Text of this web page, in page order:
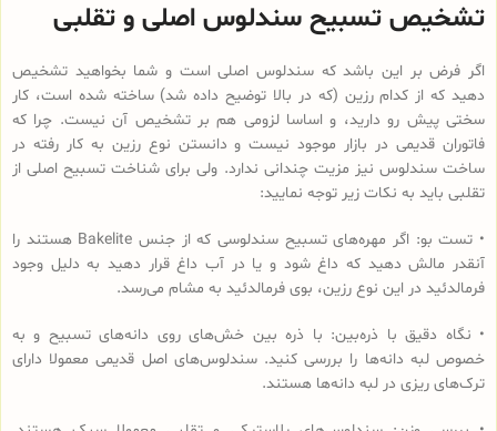
تشخیص تسبیح سندلوس اصلی و تقلبی
اگر فرض بر این باشد که سندلوس اصلی است و شما بخواهید تشخیص
دهید که از کدام رزین (که در بالا توضیح داده شد) ساخته شده است، کار
سختی پیش رو دارید، و اساسا لزومی هم بر تشخیص آن نیست. چرا که
فاتوران قدیمی در بازار موجود نیست و دانستن نوع رزین به کار رفته در
ساخت سندلوس نیز مزیت چندانی ندارد. ولی برای شناخت تسبیح اصلی از
تقلبی باید به نکات زیر توجه نمایید:
• تست بو: اگر مهره‌های تسبیح‌ سندلوسی که از جنس Bakelite هستند را
آنقدر مالش دهید که داغ شود و یا در آب داغ قرار دهید به دلیل وجود
فرمالدئید در این نوع رزین، بوی فرمالدئید به مشام می‌رسد.
• نگاه دقیق با ذره‌بین: با ذره بین خش‌های روی دانه‌های تسبیح و به
خصوص لبه دانه‌ها را بررسی کنید. سندلوس‌های اصل قدیمی معمولا دارای
ترک‌های ریزی در لبه دانه‌ها هستند.